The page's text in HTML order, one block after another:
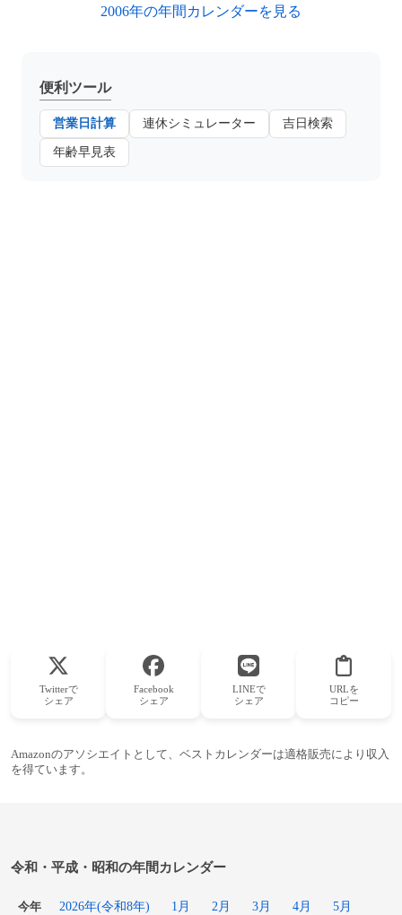
2006年の年間カレンダーを見る
便利ツール
営業日計算 連休シミュレーター 吉日検索
年齢早見表
Twitterで
シェア
Facebook
シェア
LINEで
シェア
URLを
コピー
Amazonのアソシエイトとして、ベストカレンダーは適格販売により収入
を得ています。
令和・平成・昭和の年間カレンダー
今年 2026年(令和8年) 1月 2月 3月 4月 5月